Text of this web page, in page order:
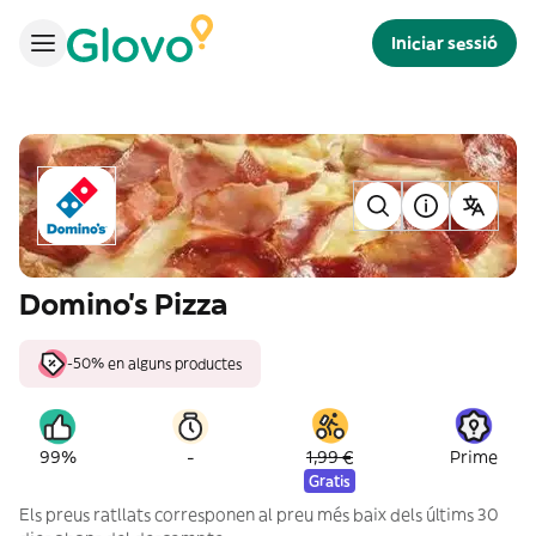
Iniciar sessió
Domino's Pizza
-50% en alguns productes
99% - 1,99 €
Gratis
Prime
Els preus ratllats corresponen al preu més baix dels últims 30